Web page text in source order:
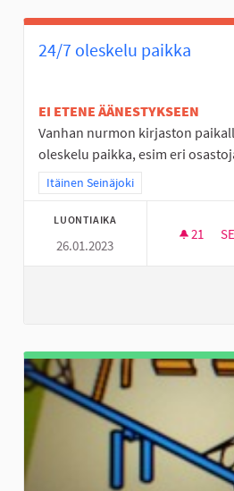
24/7 oleskelu paikka
EI ETENE ÄÄNESTYKSEEN
Vanhan nurmon kirjaston
oleskelu paikka, esim eri
Rajaa tulokset teeman mukaan:
Itäinen Seinäjoki
LUONTIAIKA
26.01.2023
21 21